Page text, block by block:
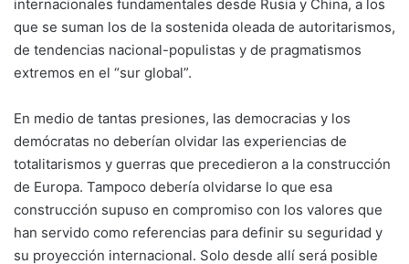
internacionales fundamentales desde Rusia y China, a los
que se suman los de la sostenida oleada de autoritarismos,
de tendencias nacional-populistas y de pragmatismos
extremos en el “sur global”.
En medio de tantas presiones, las democracias y los
demócratas no deberían olvidar las experiencias de
totalitarismos y guerras que precedieron a la construcción
de Europa. Tampoco debería olvidarse lo que esa
construcción supuso en compromiso con los valores que
han servido como referencias para definir su seguridad y
su proyección internacional. Solo desde allí será posible